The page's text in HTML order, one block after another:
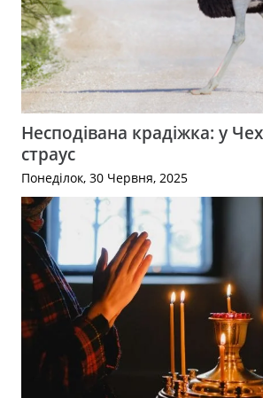
Несподівана крадіжка: у
страус
Понеділок, 30 Червня, 2025